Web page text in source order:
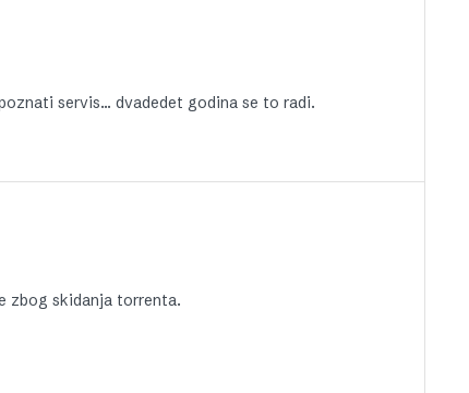
servis… dvadedet godina se to radi.
zbog skidanja torrenta.